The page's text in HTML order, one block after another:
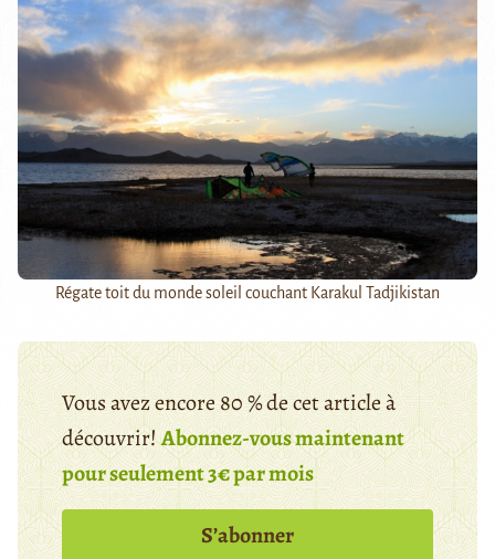
Régate toit du monde soleil couchant Karakul Tadjikistan
Vous avez encore 80 % de cet article à
découvrir!Abonnez-vous maintenant
pour seulement 3€ par mois
S’abonner